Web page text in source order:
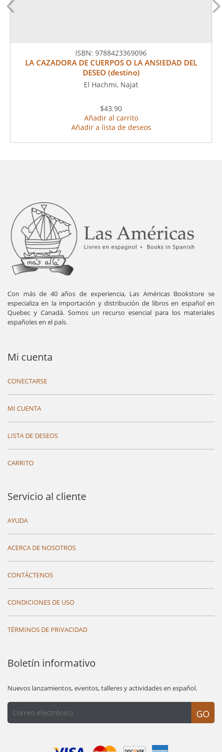
ISBN: 9788423369096
LA CAZADORA DE CUERPOS O LA ANSIEDAD DEL
DESEO (destino)
El Hachmi, Najat
$43.90
Añadir al carrito
Añadir a lista de deseos
Con más de 40 años de experiencia, Las Américas Bookstore se
especializa en la importación y distribución de libros en español en
Quebec y Canadá. Somos un recurso esencial para los materiales
españoles en el país.
Mi cuenta
CONECTARSE
MI CUENTA
LISTA DE DESEOS
CARRITO
Servicio al cliente
AYUDA
ACERCA DE NOSOTROS
CONTÁCTENOS
CONDICIONES DE USO
TÉRMINOS DE PRIVACIDAD
Boletín informativo
Nuevos lanzamientos, eventos, talleres y actividades en español.
GO